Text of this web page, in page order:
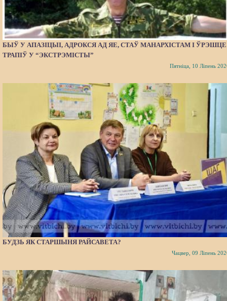
БЫЎ У АПАЗІЦЫІ, АДРОКСЯ АД ЯЕ, СТАЎ МАНАРХІСТАМ І ЎРЭШЦЕ
ТРАПІЎ У “ЭКСТРЭМІСТЫ”
Пятніца, 10 Ліпень
БУДЗЬ ЯК СТАРШЫНЯ РАЙСАВЕТА?
Чацвер, 09 Ліпень